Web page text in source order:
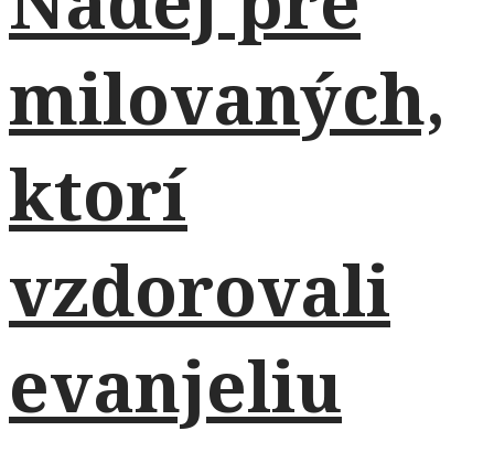
milovaných,
ktorí
vzdorovali
evanjeliu